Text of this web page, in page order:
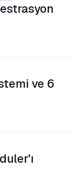
ve 6